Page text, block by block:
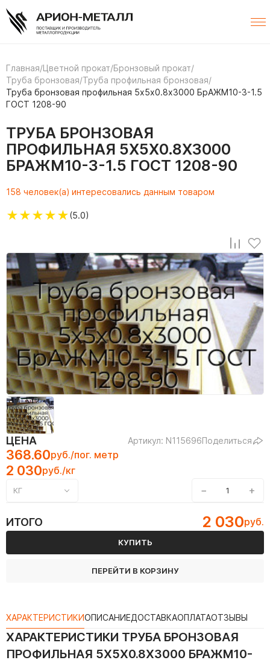
Главная/Цветной прокат/Бронзовый прокат/
Труба бронзовая/Труба профильная бронзовая/
Труба бронзовая профильная 5х5х0.8х3000 БрАЖМ10-3-1.5
ГОСТ 1208-90
ТРУБА БРОНЗОВАЯ
ПРОФИЛЬНАЯ 5Х5Х0.8Х3000
БРАЖМ10-3-1.5 ГОСТ 1208-90
158 человек(а) интересовались данным товаром
★★★★★(5.0)
ЦЕНА Артикул: N115696Поделиться
368.60руб./пог. метр
2 030руб./кг
КГ − +
ИТОГО 2 030руб.
КУПИТЬ
ПЕРЕЙТИ В КОРЗИНУ
ХАРАКТЕРИСТИКИОПИСАНИЕДОСТАВКАОПЛАТАОТЗЫВЫ
ХАРАКТЕРИСТИКИ ТРУБА БРОНЗОВАЯ
ПРОФИЛЬНАЯ 5Х5Х0.8Х3000 БРАЖМ10-